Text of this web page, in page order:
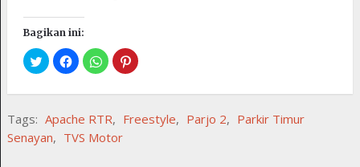
Bagikan ini:
Tags: Apache RTR, Freestyle, Parjo 2, Parkir Timur
Senayan, TVS Motor